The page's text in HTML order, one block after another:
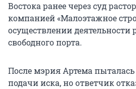
Востока ранее через суд
компанией «Малоэтажное
осуществлении деятельности
свободного порта.
После мэрия Артема
подачи иска, но ответчик